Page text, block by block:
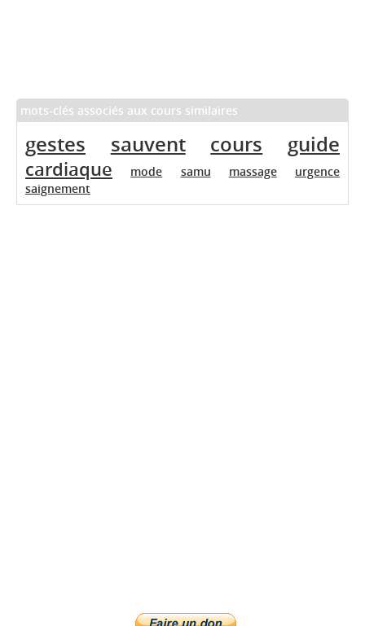
mots-clés associés aux cours similaires
gestes sauvent cours guide
cardiaque mode samu massage
urgence
saignement